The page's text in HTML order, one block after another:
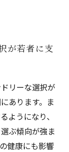
が若者に支
リーな選択が
あります。ま
ようになり、
ぶ傾向が強ま
健康にも影響